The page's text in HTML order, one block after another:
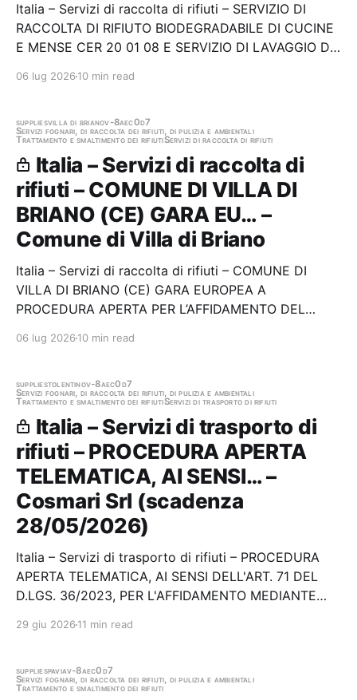
Italia – Servizi di raccolta di rifiuti – SERVIZIO DI
RACCOLTA DI RIFIUTO BIODEGRADABILE DI CUCINE
E MENSE CER 20 01 08 E SERVIZIO DI LAVAGGIO DEI
DEL COMUNE DI BOLZANO (S-1106 2026) Stazione
Ufficio…
06 lug 2026 10 min read
suppliesvilla di brianov-8aec0d7
Servizi fognari, di raccolta dei rifiuti, di pulizia e ambientali
Trattamento e smaltimento dei rifiutiServizi di raccolta di rifiuti
Italia – Servizi di raccolta di
rifiuti – COMUNE DI VILLA DI
BRIANO (CE) GARA EU… –
Comune di Villa di Briano
Italia – Servizi di raccolta di rifiuti – COMUNE DI
VILLA DI BRIANO (CE) GARA EUROPEA A
PROCEDURA APERTA PER L’AFFIDAMENTO DEL
B697C441A4 Stazione appaltante: Comune di Villa di
06 lug 2026 10 min read
suppliestolentinov-8aec0d7
Servizi fognari, di raccolta dei rifiuti, di pulizia e ambientali
Trattamento e smaltimento dei rifiutiServizi di trasporto di rifiuti
Italia – Servizi di trasporto di
rifiuti – PROCEDURA APERTA
TELEMATICA, AI SENSI… –
Cosmari Srl (scadenza
28/05/2026)
Italia – Servizi di trasporto di rifiuti – PROCEDURA
APERTA TELEMATICA, AI SENSI DELL'ART. 71 DEL
D.LGS. 36/2023, PER L'AFFIDAMENTO MEDIANTE
ECONOMICI, EX ART. 59, CO. 4 DEL D.LGS. 36/2023
TRATTAMENTO DEI RIFIUTI…
29 giu 2026 11 min read
suppliespaviav-8aec0d7
Servizi fognari, di raccolta dei rifiuti, di pulizia e ambientali
Trattamento e smaltimento dei rifiuti